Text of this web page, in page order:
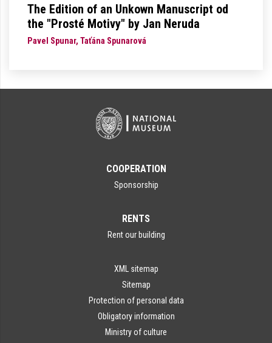
The Edition of an Unkown Manuscript od
the "Prosté Motivy" by Jan Neruda
Pavel Spunar, Taťána Spunarová
COOPERATION
Sponsorship
RENTS
Rent our building
XML sitemap
Sitemap
Protection of personal data
Obligatory information
Ministry of culture